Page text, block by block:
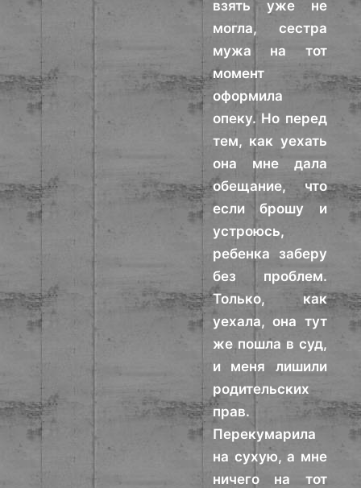
взять уже не
могла, сестра
мужа на тот
момент
оформила
опеку. Но перед
тем, как уехать
она мне дала
обещание, что
если брошу и
устроюсь,
ребенка заберу
без проблем.
Только, как
уехала, она тут
же пошла в суд,
и меня лишили
родительских
прав.
Перекумарила
на сухую, а мне
ничего на тот